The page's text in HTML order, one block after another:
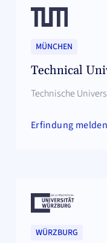
MÜNCHEN
Technical
Technische
Erfindung melden
WÜRZBURG